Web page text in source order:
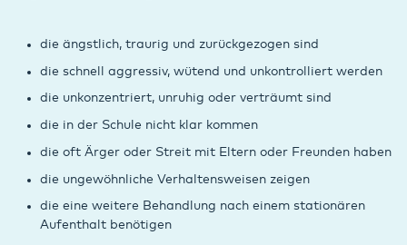
die ängstlich, traurig und zurückgezogen sind
die schnell aggressiv, wütend und unkontrolliert werden
die unkonzentriert, unruhig oder verträumt sind
die in der Schule nicht klar kommen
die oft Ärger oder Streit mit Eltern oder Freunden haben
die ungewöhnliche Verhaltensweisen zeigen
die eine weitere Behandlung nach einem stationären
Aufenthalt benötigen